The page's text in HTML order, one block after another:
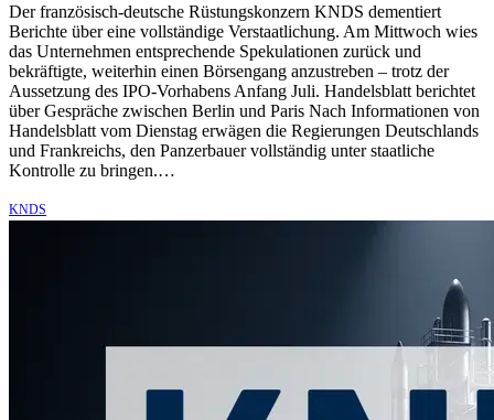
Der französisch-deutsche Rüstungskonzern KNDS dementiert
Berichte über eine vollständige Verstaatlichung. Am Mittwoch wies
das Unternehmen entsprechende Spekulationen zurück und
bekräftigte, weiterhin einen Börsengang anzustreben – trotz der
Aussetzung des IPO-Vorhabens Anfang Juli. Handelsblatt berichtet
über Gespräche zwischen Berlin und Paris Nach Informationen von
Handelsblatt vom Dienstag erwägen die Regierungen Deutschlands
und Frankreichs, den Panzerbauer vollständig unter staatliche
Kontrolle zu bringen.…
KNDS